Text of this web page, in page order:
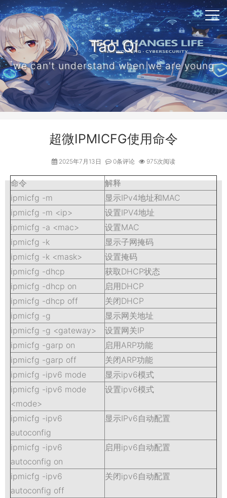
Tao_Qi
we can't understand when we are young
超微IPMICFG使用命令
2025年7月13日 0条评论 975次阅读
命令
解释
ipmicfg -m
显示IPv4地址和MAC
ipmicfg -m <ip>
设置IPV4地址
ipmicfg -a <mac>
设置MAC
ipmicfg -k
显示子网掩码
ipmicfg -k <mask>
设置掩码
ipmicfg -dhcp
获取DHCP状态
ipmicfg -dhcp on
启用DHCP
ipmicfg -dhcp off
关闭DHCP
ipmicfg -g
显示网关地址
ipmicfg -g <gateway>
设置网关IP
ipmicfg -garp on
启用ARP功能
ipmicfg -garp off
关闭ARP功能
ipmicfg -ipv6 mode
显示ipv6模式
ipmicfg -ipv6 mode
<mode>
设置ipv6模式
ipmicfg -ipv6
autoconfig
显示IPv6自动配置
ipmicfg -ipv6
autoconfig on
启用ipv6自动配置
ipmicfg -ipv6
autoconfig off
关闭ipv6自动配置